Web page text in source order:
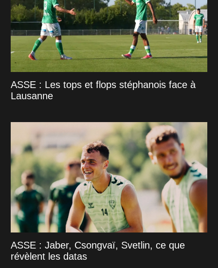
ASSE : Les tops et flops stéphanois face à
Lausanne
ASSE : Jaber, Csongvaï, Svetlin, ce que
révèlent les datas